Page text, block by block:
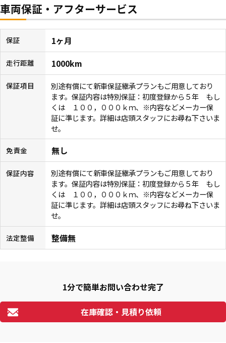
車両保証・アフターサービス
保証 1ヶ月
走行距離 1000km
保証項目
別途有償にて新車保証継承プランもご用意しており
ます。保証内容は特別保証：初度登録から５年 もし
くは １００，０００ｋｍ、※内容などメーカー保
証に準じます。詳細は店頭スタッフにお尋ね下さいま
せ。
免責金 無し
保証内容
別途有償にて新車保証継承プランもご用意しており
ます。保証内容は特別保証：初度登録から５年 もし
くは １００，０００ｋｍ、※内容などメーカー保
証に準じます。詳細は店頭スタッフにお尋ね下さいま
せ。
法定整備 整備無
1分で簡単お問い合わせ完了
在庫確認・見積り依頼